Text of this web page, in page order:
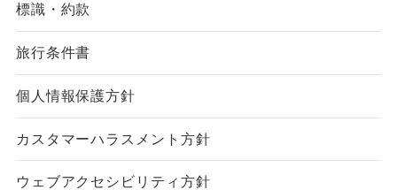
標識・約款
旅行条件書
個人情報保護方針
カスタマーハラスメント方針
ウェブアクセシビリティ方針